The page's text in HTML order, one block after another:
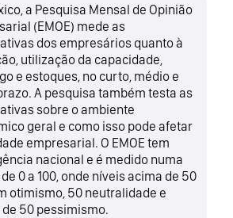
a Pesquisa Mensal de Opinião
(EMOE) mede as
dos empresários quanto à
utilização da capacidade,
e estoques, no curto, médio e
A pesquisa também testa as
sobre o ambiente
geral e como isso pode afetar
empresarial. O EMOE tem
nacional e é medido numa
0 a 100, onde níveis acima de 50
otimismo, 50 neutralidade e
50 pessimismo.